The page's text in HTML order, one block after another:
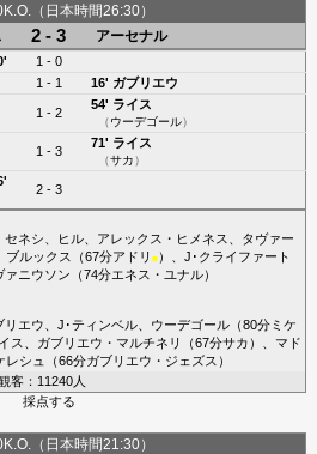
（日本時間26:30）
2 - 3 アーセナル
1 - 0
1 - 1
16' ガブリエウ
1 - 2
54' ライス
（ウーデゴール）
1 - 3
71' ライス
（サカ）
2 - 3
セネシ ヒル、 アレックス・ヒメネス
タヴァー
ブルックス （67分アドリ ■）、 J･クライファート
ァニウソン （74分エネス・ユナル）
リエウ J･ティンベル、 ウーデゴール（80分ミケ
ス ガブリエウ・マルチネリ （67分サカ ）、 マド
レシュ （66分ガブリエウ・ジェズス ）
客：11240人
採点する
（日本時間21:30）